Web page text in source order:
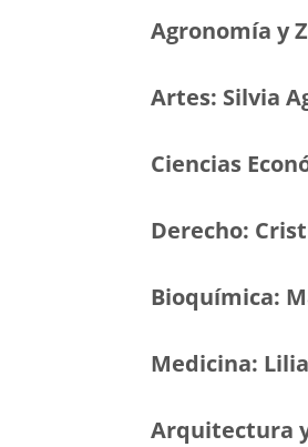
Agronomía y
Artes: Silvia
Ciencias
Derecho:
Bioquímica:
Medicina:
Arquitectura